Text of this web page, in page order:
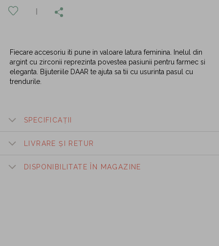
Fiecare accesoriu iti pune in valoare latura feminina. Inelul din
argint cu zirconii reprezinta povestea pasiunii pentru farmec si
eleganta. Bijuteriile DAAR te ajuta sa tii cu usurinta pasul cu
trendurile.
SPECIFICAȚII
LIVRARE ȘI RETUR
DISPONIBILITATE ÎN MAGAZINE